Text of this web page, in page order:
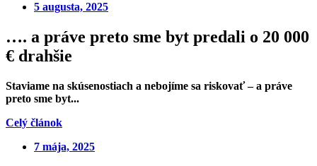
5 augusta, 2025
…. a práve preto sme byt predali o 20 000
€ drahšie
Staviame na skúsenostiach a nebojíme sa riskovať – a práve
preto sme byt...
Celý článok
7 mája, 2025